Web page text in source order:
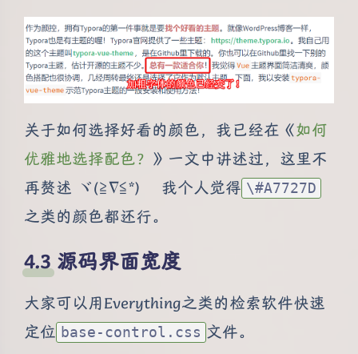
关于如何选择好看的颜色，我已经在《如何
优雅地选择配色？ 》一文中讲述过，这里不
再赘述 ヾ(≧∇≦*)ゝ 我个人觉得 \#A7727D
之类的颜色都还行。
源码界面宽度
大家可以用Everything之类的检索软件快速
定位 base-control.css 文件。